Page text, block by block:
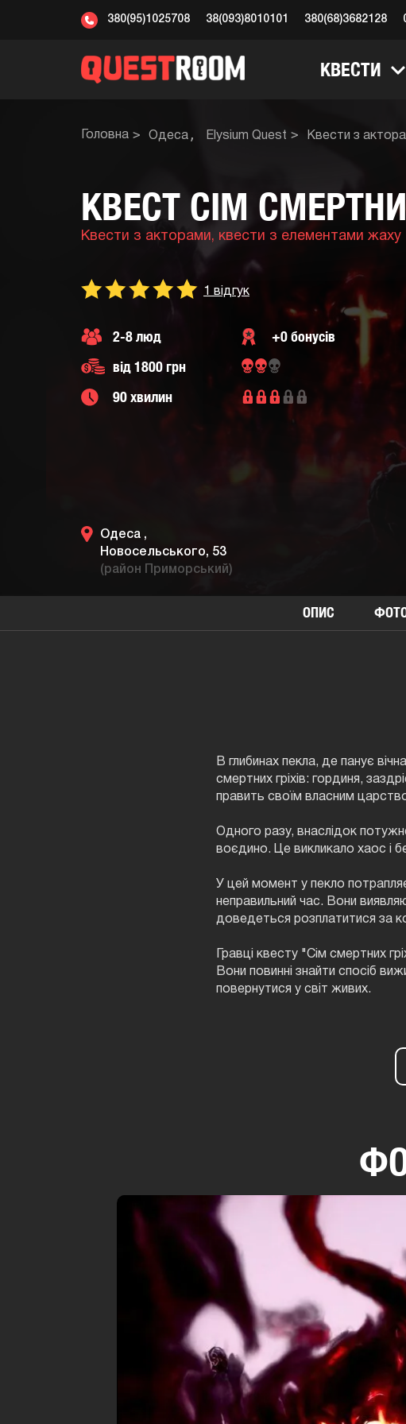
380(95)1025708 38(093)8010101 380(68)3682128
КВЕСТИ
Головна Одеса Elysium Quest Квести з
КВЕСТ СІМ
Квести з акторами, квести з елементами жаху
1 відгук
2-8 люд
+0 бонусів
від 1800 грн
90 хвилин
Одеса ,
Новосельського, 53
(район Приморський)
ОПИС
В глибинах пекла, де панує
смертних гріхів: гординя,
править своїм власним
Одного разу, внаслідок
воєдино. Це викликало хаос і
У цей момент у пекло
неправильний час. Вони
доведеться розплатитися за
Гравці квесту "Сім смертних
Вони повинні знайти спосіб
повернутися у світ живих.